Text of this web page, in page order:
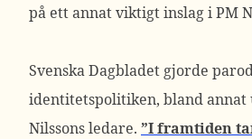
på ett annat viktigt inslag i PM
Svenska Dagbladet gjorde
identitetspolitiken, bland annat
Nilssons ledare. ”I framtiden